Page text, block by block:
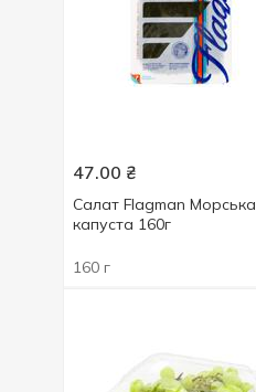
47.00 ₴
Салат Flagman Морська
капуста 160г
160 г